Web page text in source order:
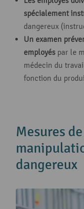
spécialement
dangereux
Un examen
employés par le
médecin du
fonction du
Mesures
dangereux